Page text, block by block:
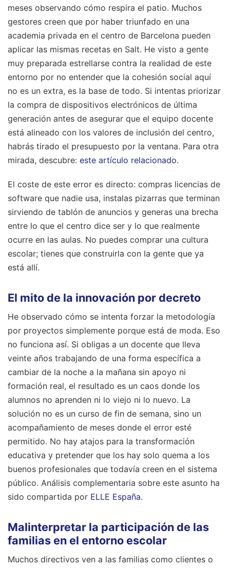
meses observando cómo respira el patio. Muchos
gestores creen que por haber triunfado en una
academia privada en el centro de Barcelona pueden
aplicar las mismas recetas en Salt. He visto a gente
muy preparada estrellarse contra la realidad de este
entorno por no entender que la cohesión social aquí
no es un extra, es la base de todo. Si intentas priorizar
la compra de dispositivos electrónicos de última
generación antes de asegurar que el equipo docente
está alineado con los valores de inclusión del centro,
habrás tirado el presupuesto por la ventana. Para otra
mirada, descubre: este artículo relacionado.
El coste de este error es directo: compras licencias de
software que nadie usa, instalas pizarras que terminan
sirviendo de tablón de anuncios y generas una brecha
entre lo que el centro dice ser y lo que realmente
ocurre en las aulas. No puedes comprar una cultura
escolar; tienes que construirla con la gente que ya
está allí.
El mito de la innovación por decreto
He observado cómo se intenta forzar la metodología
por proyectos simplemente porque está de moda. Eso
no funciona así. Si obligas a un docente que lleva
veinte años trabajando de una forma específica a
cambiar de la noche a la mañana sin apoyo ni
formación real, el resultado es un caos donde los
alumnos no aprenden ni lo viejo ni lo nuevo. La
solución no es un curso de fin de semana, sino un
acompañamiento de meses donde el error esté
permitido. No hay atajos para la transformación
educativa y pretender que los hay solo quema a los
buenos profesionales que todavía creen en el sistema
público. Análisis complementaria sobre este asunto ha
sido compartida por ELLE España.
Malinterpretar la participación de las
familias en el entorno escolar
Muchos directivos ven a las familias como clientes o